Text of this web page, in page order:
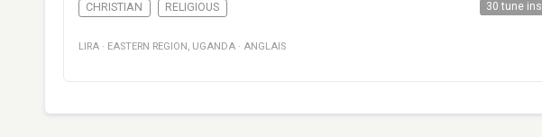
CHRISTIAN RELIGIOUS 30 tune ins
LIRA · EASTERN REGION, UGANDA · ANGLAIS